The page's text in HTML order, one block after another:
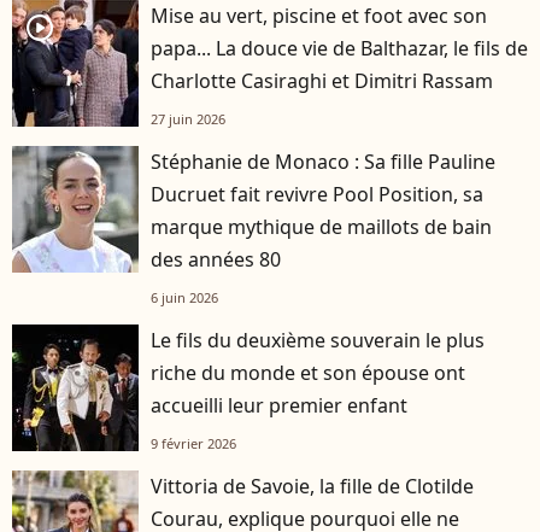
player2
Mise au vert, piscine et foot avec son
papa... La douce vie de Balthazar, le fils de
Charlotte Casiraghi et Dimitri Rassam
27 juin 2026
Stéphanie de Monaco : Sa fille Pauline
Ducruet fait revivre Pool Position, sa
marque mythique de maillots de bain
des années 80
6 juin 2026
Le fils du deuxième souverain le plus
riche du monde et son épouse ont
accueilli leur premier enfant
9 février 2026
Vittoria de Savoie, la fille de Clotilde
Courau, explique pourquoi elle ne